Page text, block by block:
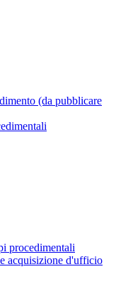
(da pubblicare
procedimentali
acquisizione d'ufficio